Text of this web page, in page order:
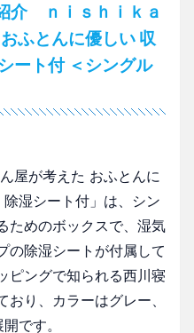
介 ｎｉｓｈｉｋａ
ふとんに優しい 収
ート付 ＜シングル
屋が考えた おふとんに
湿シート付」は、シン
ためのボックスで、湿気
の除湿シートが付属して
ピングで知られる西川寝
り、カラーはグレー、
です。